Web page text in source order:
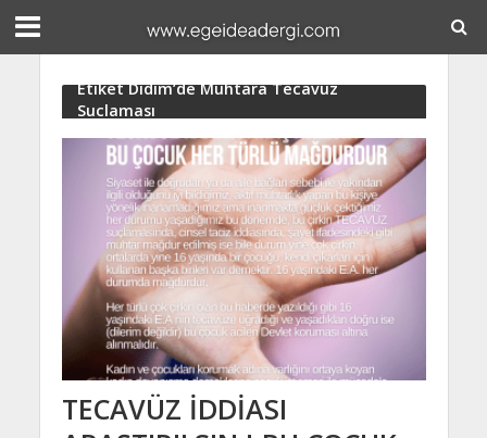
Etiket Didim’de Muhtara Tecavüz
Suçlaması
TECAVÜZ İDDİASI